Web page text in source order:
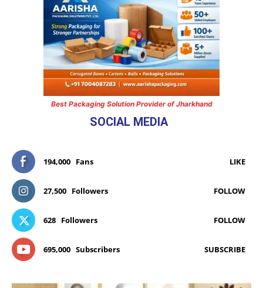
Best Packaging Solution Provider of Jharkhand
SOCIAL MEDIA
194,000 Fans LIKE
27,500 Followers FOLLOW
628 Followers FOLLOW
695,000 Subscribers SUBSCRIBE